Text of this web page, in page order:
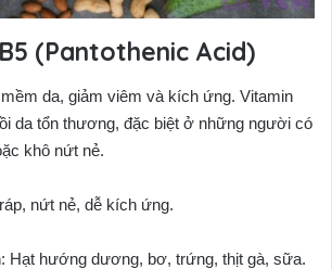
(Pantothenic Acid)
da, giảm viêm và kích ứng. Vitamin
da tổn thương, đặc biệt ở những người có
khô nứt nẻ.
nứt nẻ, dễ kích ứng.
: Hạt hướng dương, bơ, trứng, thịt gà, sữa.